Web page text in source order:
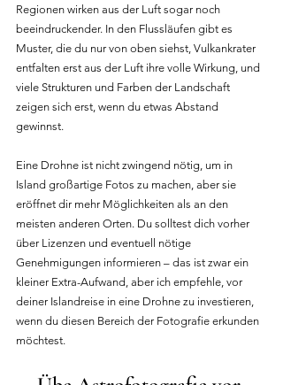
Regionen wirken aus der Luft sogar noch
beeindruckender. In den Flussläufen gibt es
Muster, die du nur von oben siehst, Vulkankrater
entfalten erst aus der Luft ihre volle Wirkung, und
viele Strukturen und Farben der Landschaft
zeigen sich erst, wenn du etwas Abstand
gewinnst.
Eine Drohne ist nicht zwingend nötig, um in
Island großartige Fotos zu machen, aber sie
eröffnet dir mehr Möglichkeiten als an den
meisten anderen Orten. Du solltest dich vorher
über Lizenzen und eventuell nötige
Genehmigungen informieren – das ist zwar ein
kleiner Extra-Aufwand, aber ich empfehle, vor
deiner Islandreise in eine Drohne zu investieren,
wenn du diesen Bereich der Fotografie erkunden
möchtest.